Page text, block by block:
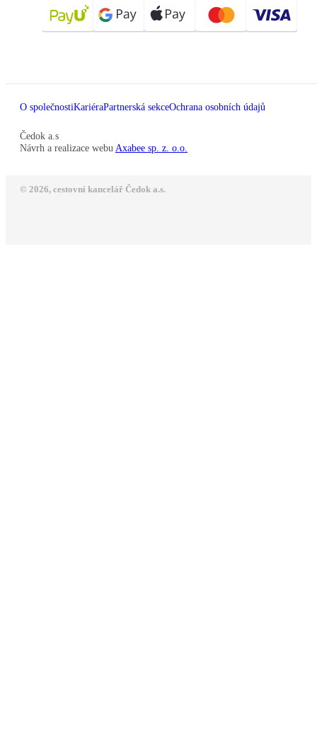
O společnostiKariéraPartnerská sekceOchrana osobních údajů
Čedok a.s
Návrh a realizace webu Axabee sp. z. o.o.
© 2026, cestovní kancelář Čedok a.s.